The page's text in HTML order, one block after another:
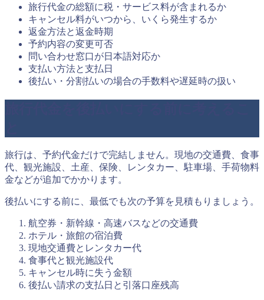
旅行代金の総額に税・サービス料が含まれるか
キャンセル料がいつから、いくら発生するか
返金方法と返金時期
予約内容の変更可否
問い合わせ窓口が日本語対応か
支払い方法と支払日
後払い・分割払いの場合の手数料や遅延時の扱い
旅行は、予約代金だけで完結しません。現地の交通費、食事
代、観光施設、土産、保険、レンタカー、駐車場、手荷物料
金などが追加でかかります。
後払いにする前に、最低でも次の予算を見積もりましょう。
航空券・新幹線・高速バスなどの交通費
ホテル・旅館の宿泊費
現地交通費とレンタカー代
食事代と観光施設代
キャンセル時に失う金額
後払い請求の支払日と引落口座残高